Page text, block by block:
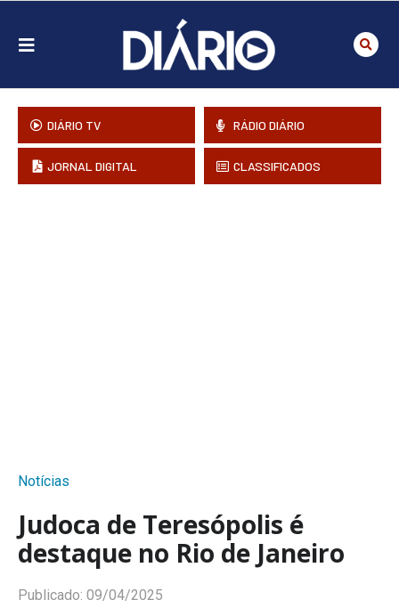
DIÁRIO TV RÁDIO DIÁRIO
JORNAL DIGITAL CLASSIFICADOS
Notícias
Judoca de Teresópolis é
destaque no Rio de Janeiro
Publicado: 09/04/2025